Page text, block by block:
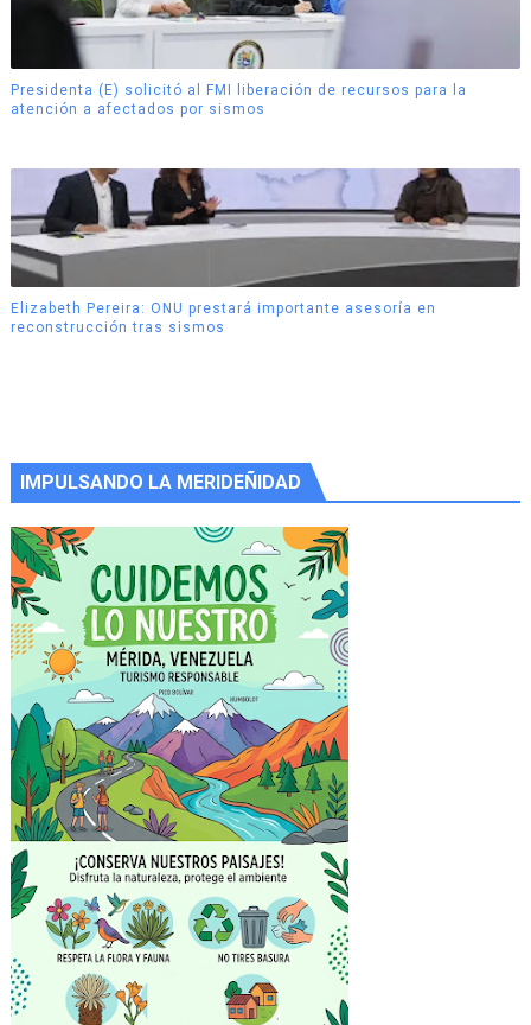
Presidenta (E) solicitó al FMI liberación de recursos para la
atención a afectados por sismos
Elizabeth Pereira: ONU prestará importante asesoría en
reconstrucción tras sismos
IMPULSANDO LA MERIDEÑIDAD